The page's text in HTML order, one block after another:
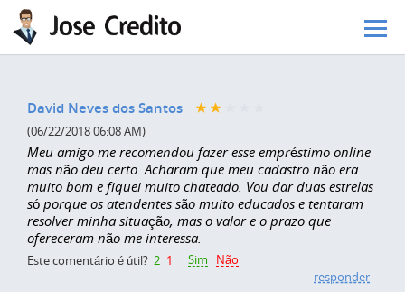
Pular para o conteúdo principal
David Neves dos Santos
(06/22/2018 06:08 AM)
Meu amigo me recomendou fazer esse empréstimo online
mas não deu certo. Acharam que meu cadastro não era
muito bom e fiquei muito chateado. Vou dar duas estrelas
só porque os atendentes são muito educados e tentaram
resolver minha situação, mas o valor e o prazo que
ofereceram não me interessa.
Este comentário é útil? 2 1 Sim
Não
responder